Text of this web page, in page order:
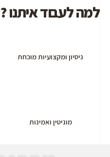
למה לעבוד איתנו ?
ניסיון ומקצועיות מוכחת
מוניטין ואמינות